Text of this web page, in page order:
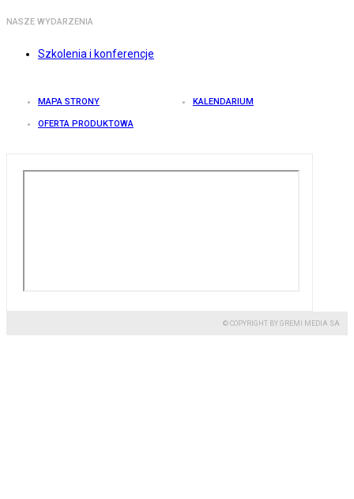
NASZE WYDARZENIA
Szkolenia i konferencje
MAPA STRONY KALENDARIUM
OFERTA PRODUKTOWA
© COPYRIGHT BY GREMI MEDIA SA